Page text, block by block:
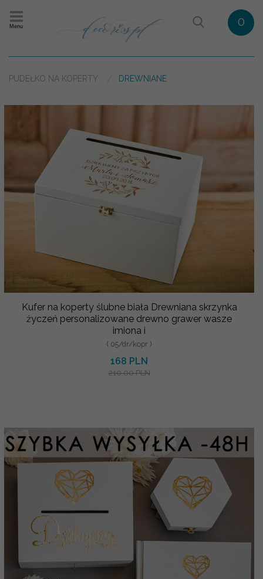
Menu 0
PUDEŁKO NA KOPERTY DREWNIANE
Kufer na koperty ślubne biała Drewniana skrzynka
życzeń personalizowane drewno grawer wasze
imiona i
( 05/dr/kopr )
168 PLN
210.00 PLN